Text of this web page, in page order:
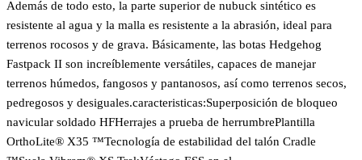
Además de todo esto, la parte superior de nubuck sintético es
resistente al agua y la malla es resistente a la abrasión, ideal para
terrenos rocosos y de grava. Básicamente, las botas Hedgehog
Fastpack II son increíblemente versátiles, capaces de manejar
terrenos húmedos, fangosos y pantanosos, así como terrenos secos,
pedregosos y desiguales.caracteristicas:Superposición de bloqueo
navicular soldado HFHerrajes a prueba de herrumbrePlantilla
OrthoLite® X35 ™Tecnología de estabilidad del talón Cradle